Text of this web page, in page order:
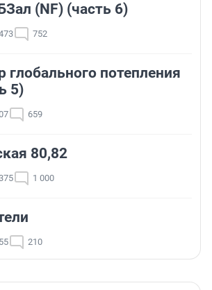
(NF) (часть 6)
752
глобального потепления
5)
659
80,82
1 000
210